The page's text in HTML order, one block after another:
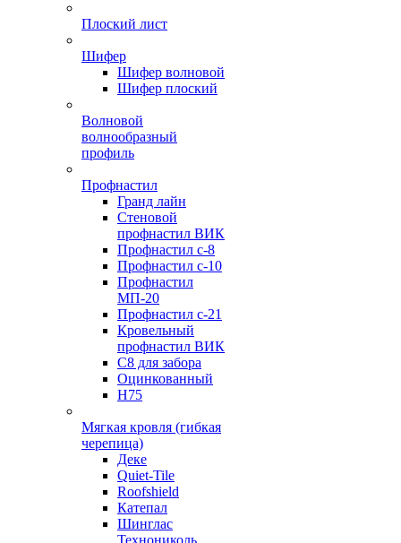
Плоский лист
Шифер
Шифер волновой
Шифер плоский
Волновой
волнообразный
профиль
Профнастил
Гранд лайн
Стеновой
профнастил ВИК
Профнастил с-8
Профнастил с-10
Профнастил
МП-20
Профнастил с-21
Кровельный
профнастил ВИК
С8 для забора
Оцинкованный
Н75
Мягкая кровля (гибкая
черепица)
Деке
Quiet-Tile
Roofshield
Катепал
Шинглас
Технониколь